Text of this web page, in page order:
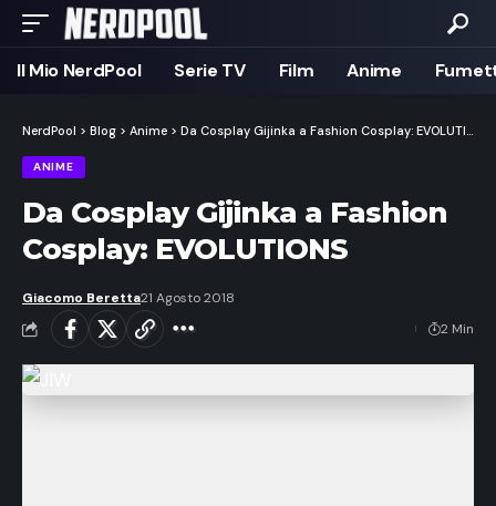
Il Mio NerdPool Serie TV Film Anime
NerdPool > Blog > Anime > Da Cosplay Gijinka a Fashion Cosplay: EVOLUTIONS
ANIME
Da Cosplay Gijinka a Fashion
Cosplay: EVOLUTIONS
Giacomo Beretta21 Agosto 2018
2 Min